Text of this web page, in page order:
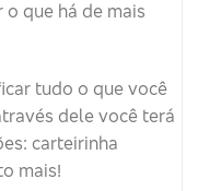
que há de mais
tudo o que você
dele você terá
carteirinha
mais!